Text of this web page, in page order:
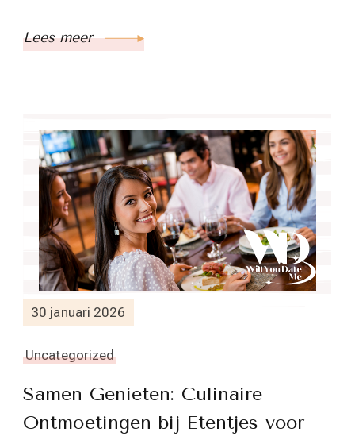
Lees meer
30 januari 2026
Uncategorized
Samen Genieten: Culinaire
Ontmoetingen bij Etentjes voor